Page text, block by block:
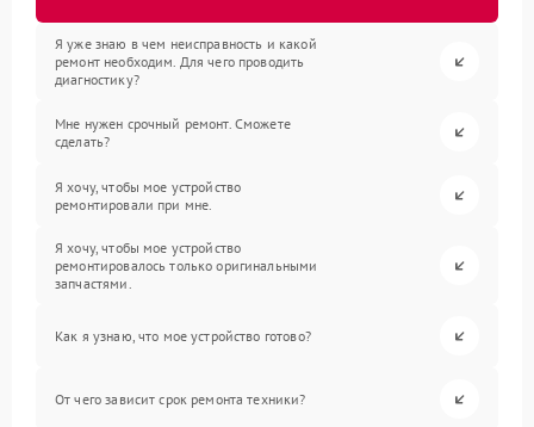
Я уже знаю в чем неисправность и какой
ремонт необходим. Для чего проводить
диагностику?
Мне нужен срочный ремонт. Сможете
сделать?
Я хочу, чтобы мое устройство
ремонтировали при мне.
Я хочу, чтобы мое устройство
ремонтировалось только оригинальными
запчастями.
Как я узнаю, что мое устройство готово?
От чего зависит срок ремонта техники?